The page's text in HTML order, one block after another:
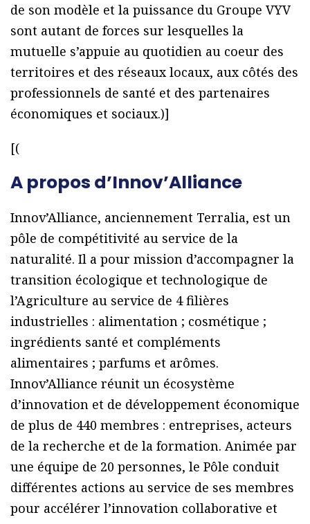
de son modèle et la puissance du Groupe VYV
sont autant de forces sur lesquelles la
mutuelle s’appuie au quotidien au coeur des
territoires et des réseaux locaux, aux côtés des
professionnels de santé et des partenaires
économiques et sociaux.)]
[(
A propos d’Innov’Alliance
Innov’Alliance, anciennement Terralia, est un
pôle de compétitivité au service de la
naturalité. Il a pour mission d’accompagner la
transition écologique et technologique de
l’Agriculture au service de 4 filières
industrielles : alimentation ; cosmétique ;
ingrédients santé et compléments
alimentaires ; parfums et arômes.
Innov’Alliance réunit un écosystème
d’innovation et de développement économique
de plus de 440 membres : entreprises, acteurs
de la recherche et de la formation. Animée par
une équipe de 20 personnes, le Pôle conduit
différentes actions au service de ses membres
pour accélérer l’innovation collaborative et